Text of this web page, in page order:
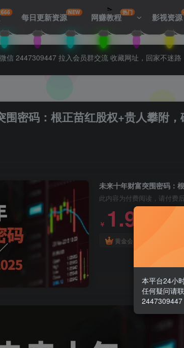
666 每日更新资源NEW 网赚教程热门 影视资源
信 2447309447 拉入会员群交流 收藏网址，回家不迷
围密码：根正苗红股权+贵人攀附
此内容为付费阅读，请付费
￥ 1.99
黄金会员
本平台24小
任何疑问请
2447309447